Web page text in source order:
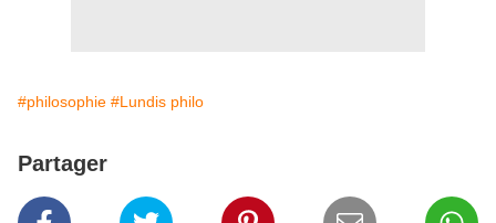
#philosophie #Lundis philo
Partager